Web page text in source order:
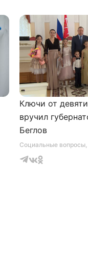
Социальные вопросы
Ключи от
вручил
Беглов